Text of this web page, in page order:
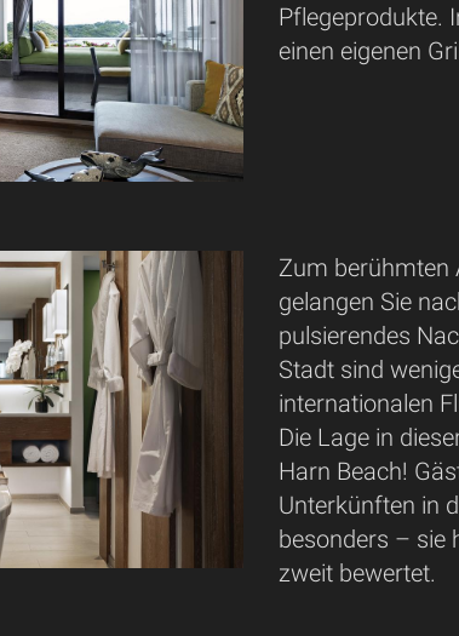
Pflegeprodukte.
einen eigenen
Zum berühmten
gelangen Sie
pulsierendes
Stadt sind
internationalen
Die Lage in
Harn Beach!
Unterkünften in
besonders – sie
zweit bewertet.